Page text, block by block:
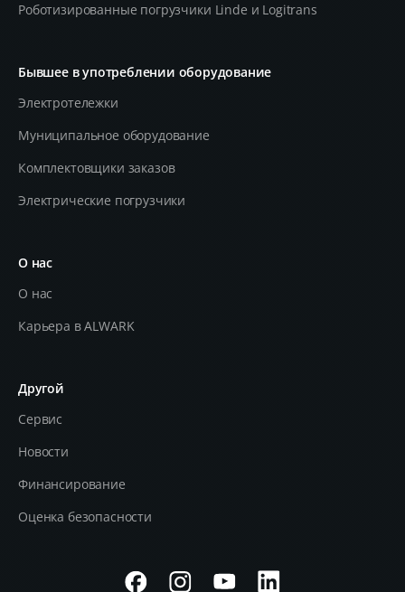
Роботизированные погрузчики Linde и Logitrans
Бывшее в употреблении оборудование
Электротележки
Муниципальное оборудование
Комплектовщики заказов
Электрические погрузчики
О нас
О нас
Карьера в ALWARK
Другой
Сервис
Новости
Финансирование
Оценка безопасности